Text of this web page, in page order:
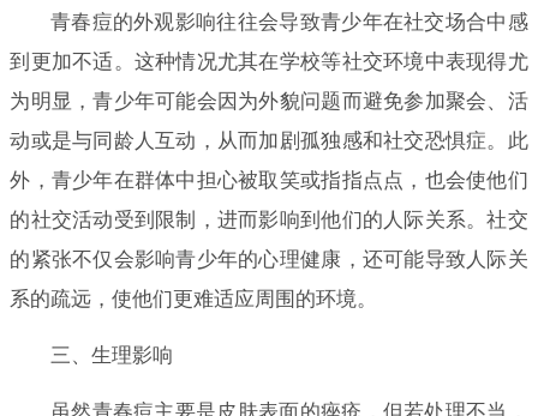
青春痘的外观影响往往会导致青少年在社交场合中感
到更加不适。这种情况尤其在学校等社交环境中表现得尤
为明显，青少年可能会因为外貌问题而避免参加聚会、活
动或是与同龄人互动，从而加剧孤独感和社交恐惧症。此
外，青少年在群体中担心被取笑或指指点点，也会使他们
的社交活动受到限制，进而影响到他们的人际关系。社交
的紧张不仅会影响青少年的心理健康，还可能导致人际关
系的疏远，使他们更难适应周围的环境。
三、生理影响
虽然青春痘主要是皮肤表面的痤疮，但若处理不当，